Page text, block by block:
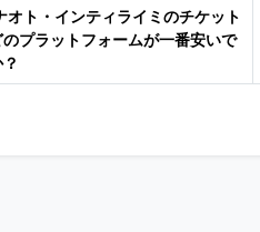
オト・インティライミのチケット
のプラットフォームが一番安いで